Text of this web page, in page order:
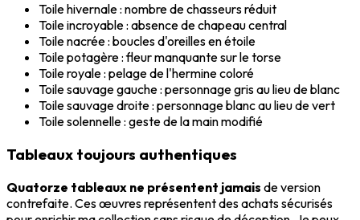
Toile hivernale : nombre de chasseurs réduit
Toile incroyable : absence de chapeau central
Toile nacrée : boucles d'oreilles en étoile
Toile potagère : fleur manquante sur le torse
Toile royale : pelage de l'hermine coloré
Toile sauvage gauche : personnage gris au lieu de blanc
Toile sauvage droite : personnage blanc au lieu de vert
Toile solennelle : geste de la main modifié
Tableaux toujours authentiques
Quatorze tableaux ne présentent jamais de version
contrefaite. Ces œuvres représentent des achats sécurisés